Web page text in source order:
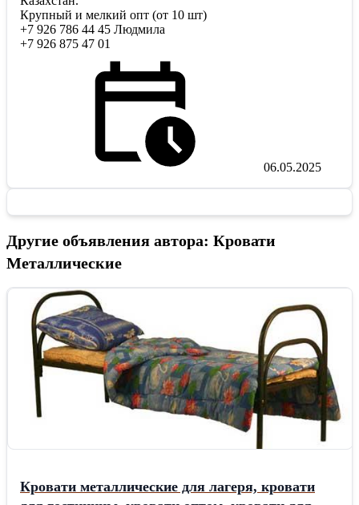
Крупный и мелкий опт (от 10 шт)
+7 926 786 44 45 Людмила
+7 926 875 47 01
06.05.2025
Другие объявления автора: Кровати
Металлические
Кровати металлические для лагеря, кровати